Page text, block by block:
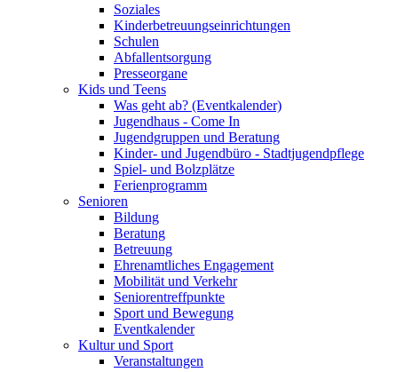
Soziales
Kinderbetreuungseinrichtungen
Schulen
Abfallentsorgung
Presseorgane
Kids und Teens
Was geht ab? (Eventkalender)
Jugendhaus - Come In
Jugendgruppen und Beratung
Kinder- und Jugendbüro - Stadtjugendpflege
Spiel- und Bolzplätze
Ferienprogramm
Senioren
Bildung
Beratung
Betreuung
Ehrenamtliches Engagement
Mobilität und Verkehr
Seniorentreffpunkte
Sport und Bewegung
Eventkalender
Kultur und Sport
Veranstaltungen